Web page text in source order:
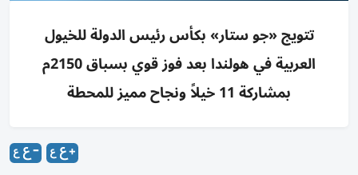
تتويج «جو ستار» بكأس رئيس الدولة للخيول
العربية في هولندا بعد فوز قوي بسباق 2150م
بمشاركة 11 خيلاً ونجاح مميز للمحطة